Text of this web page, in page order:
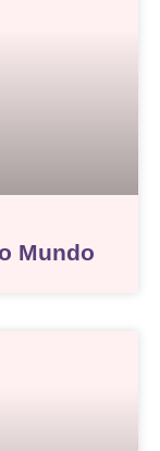
Mundo